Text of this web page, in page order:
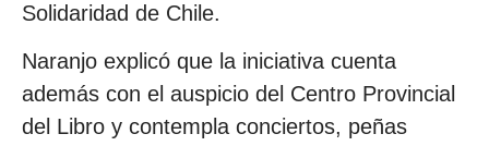
Solidaridad de Chile.
Naranjo explicó que la iniciativa cuenta
además con el auspicio del Centro Provincial
del Libro y contempla conciertos, peñas